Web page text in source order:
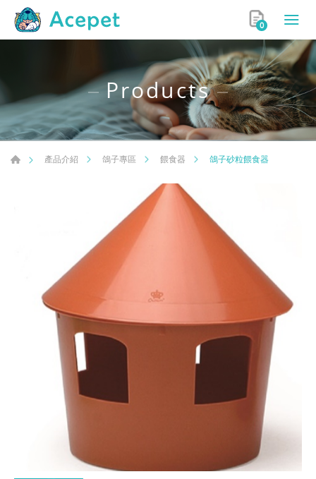
0
Products
產品介紹 鴿子專區 餵食器 鴿子砂粒餵食器